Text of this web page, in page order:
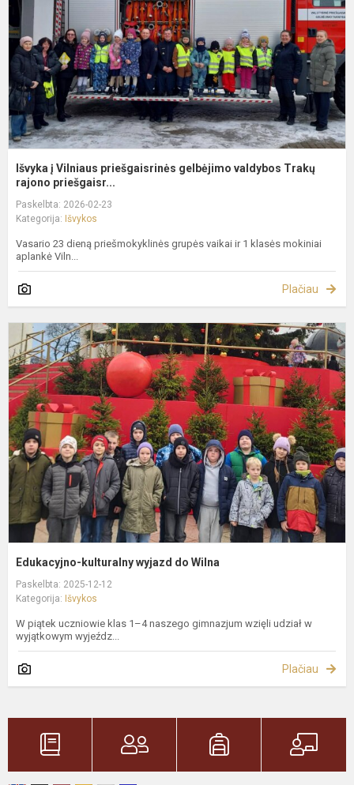
Išvyka į Vilniaus priešgaisrinės gelbėjimo valdybos Trakų
rajono priešgaisr...
Paskelbta: 2026-02-23
Kategorija: Išvykos
Vasario 23 dieną priešmokyklinės grupės vaikai ir 1 klasės mokiniai
aplankė Viln...
Plačiau
Edukacyjno-kulturalny wyjazd do Wilna
Paskelbta: 2025-12-12
Kategorija: Išvykos
W piątek uczniowie klas 1–4 naszego gimnazjum wzięli udział w
wyjątkowym wyjeźdz...
Plačiau